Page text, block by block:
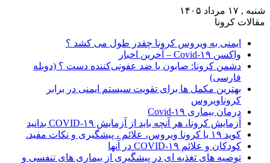
شنبه , ۱۷ مرداد ۱۴۰۵
مقالات کرونا
ایمنی به ویروس کرونا چقدر طول می کشد ؟
واکسن Covid-۱۹ – آخرین اخبار
دشمن کرونا: صابون یا ضد عفونی‌کننده دست ؟ (دوبله
فارسی)
بهترین مکمل ها برای تقویت سیستم ایمنی در برابر
کروناویروس
درمان بیماری Covid-۱۹
آزمایش کرونا، هر آنچه باید از آزمایش COVID-۱۹ بدانید
کوید ۱۹ یا کرونا ویروس، علائم ، پیشگیری و نکات مفید.
کودکان و علائم COVID-۱۹ در آنها
توصیه های تغذیه ای در پیشگیری از بیماری های تنفسی و